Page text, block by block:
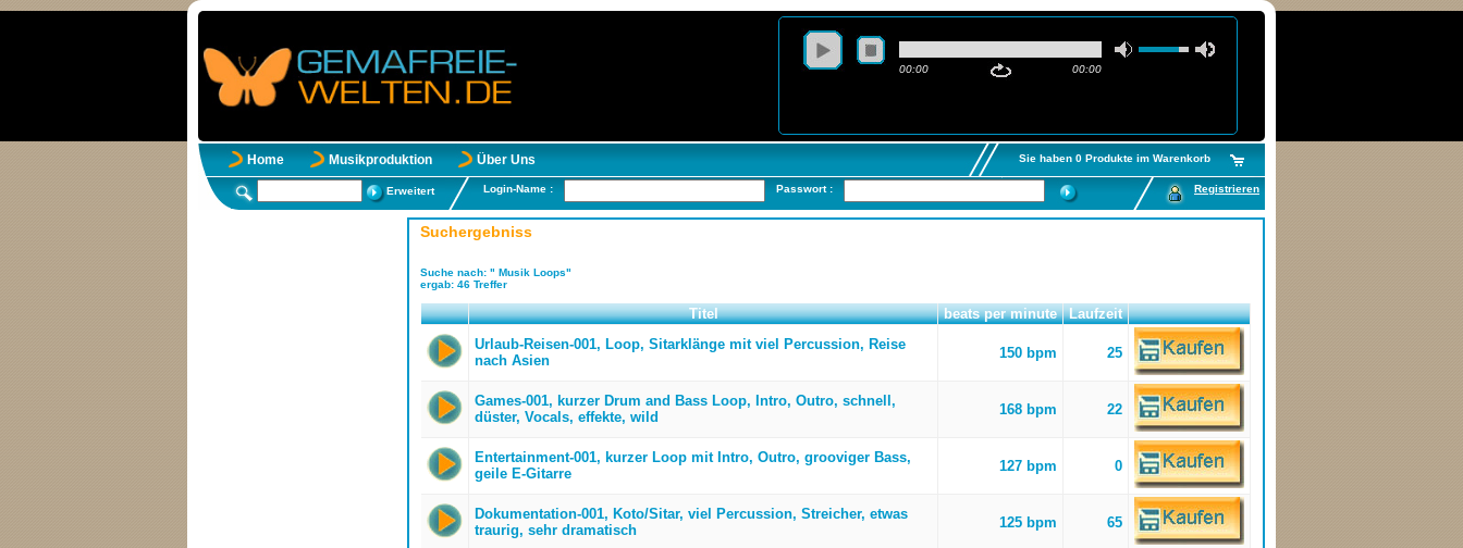
00:00 00:00
Home Musikproduktion Über Uns Sie haben 0 Produkte im Warenkorb
Erweitert Login-Name : Passwort : Registrieren
Suchergebniss
Suche nach: " Musik Loops"
ergab: 46 Treffer
Titel beats per minute
Laufzeit
Urlaub-Reisen-001, Loop, Sitarklänge mit viel Percussion, Reise
nach Asien
150 bpm 25
Games-001, kurzer Drum and Bass Loop, Intro, Outro, schnell,
düster, Vocals, effekte, wild
168 bpm 22
Entertainment-001, kurzer Loop mit Intro, Outro, grooviger Bass,
geile E-Gitarre
127 bpm 0
Dokumentation-001, Koto/Sitar, viel Percussion, Streicher, etwas
traurig, sehr dramatisch
125 bpm 65